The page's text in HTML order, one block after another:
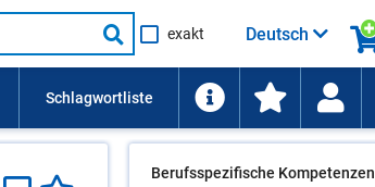
Suche
starten
exakt Deutsch
Berufsspezifische Kompetenzen